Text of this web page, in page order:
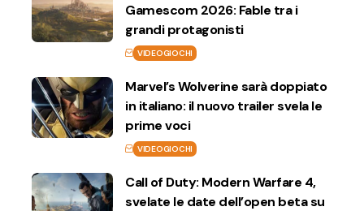
Gamescom 2026: Fable tra i
grandi protagonisti
VIDEOGIOCHI
Marvel’s Wolverine sarà doppiato
in italiano: il nuovo trailer svela le
prime voci
VIDEOGIOCHI
Call of Duty: Modern Warfare 4,
svelate le date dell’open beta su